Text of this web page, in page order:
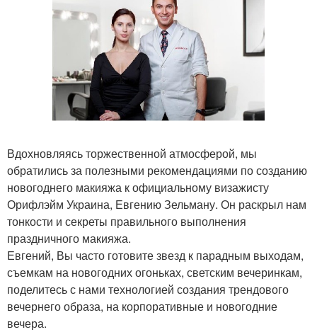
Вдохновляясь торжественной атмосферой, мы
обратились за полезными рекомендациями по созданию
новогоднего макияжа к официальному визажисту
Орифлэйм Украина, Евгению Зельману. Он раскрыл нам
тонкости и секреты правильного выполнения
праздничного макияжа.
Евгений, Вы часто готовите звезд к парадным выходам,
съемкам на новогодних огоньках, светским вечеринкам,
поделитесь с нами технологией создания трендового
вечернего образа, на корпоративные и новогодние
вечера.